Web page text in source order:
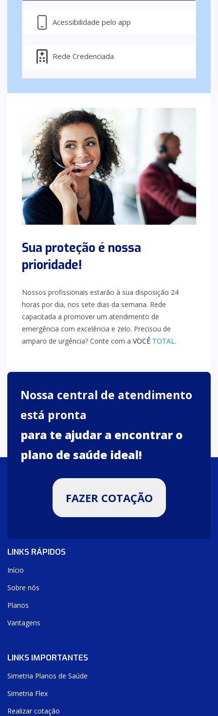
Acessibilidade pelo app
Rede Credenciada
Sua proteção é nossa
prioridade!
Nossos profissionais estarão à sua disposição 24
horas por dia, nos sete dias da semana. Rede
capacitada a promover um atendimento de
emergência com excelência e zelo. Precisou de
amparo de urgência? Conte com a VOCÊ TOTAL.
Nossa central de atendimento
está pronta
para te ajudar a encontrar o
plano de saúde ideal!
FAZER COTAÇÃO
LINKS RÁPIDOS
Início
Sobre nós
Planos
Vantagens
LINKS IMPORTANTES
Simetria Planos de Saúde
Simetria Flex
Realizar cotação